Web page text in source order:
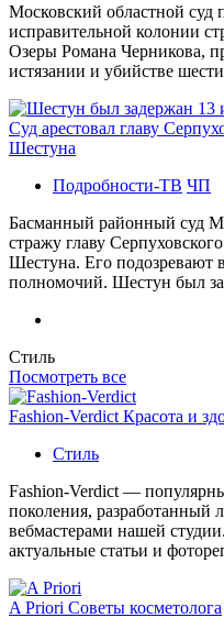
Московский областной суд
исправительной колонии
Озеры Романа Черникова,
истязании и убийстве
Суд арестовал главу
Шестуна
Подробности-ТВ ЧП
Басманный районный суд
стражу главу
Шестуна. Его
полномочий. Шестун был
Стиль
Посмотреть все
Fashion-Verdict Красота и
Стиль
Fashion-Verdict —
поколения, разработанный
вебмастерами нашей
актуальные статьи и
A Priori Советы косметолога